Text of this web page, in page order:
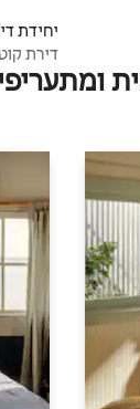
יחידת
דירת